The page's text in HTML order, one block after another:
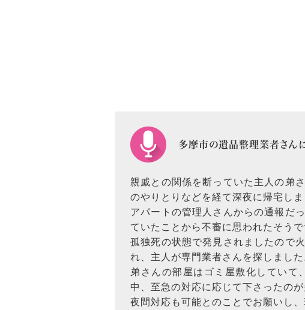
多摩市の遺品整理業者さん
親戚との関係を断っていた主人の弟
のやりとりなどを経て深夜に帰宅しま
アパートの管理人さんからの通報だ
ていたことから不審に思われたそうで
孤独死の状態で発見されましたので
れ、主人が専門業者さんを探しました
弟さんの部屋はゴミ屋敷化していて
中、至急の対応に応じて下さったのが
夜間対応も可能とのことでお願いし